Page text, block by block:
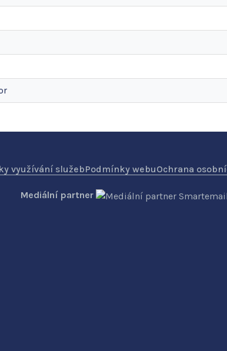
využívání služebPodmínky webuOchrana
Mediální partner